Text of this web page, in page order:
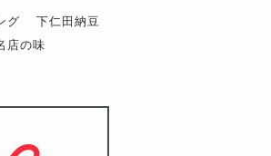
グ
下仁田納豆
店の味